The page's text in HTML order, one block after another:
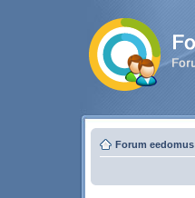
Forum eedomus